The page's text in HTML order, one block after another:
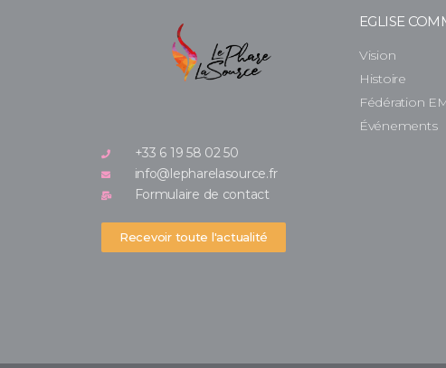
+33 6 19 58 02 50
info@lepharelasource.fr
Formulaire de contact
Recevoir toute l'actualité
EGLISE
Vision
Histoire
Fédération
Événements